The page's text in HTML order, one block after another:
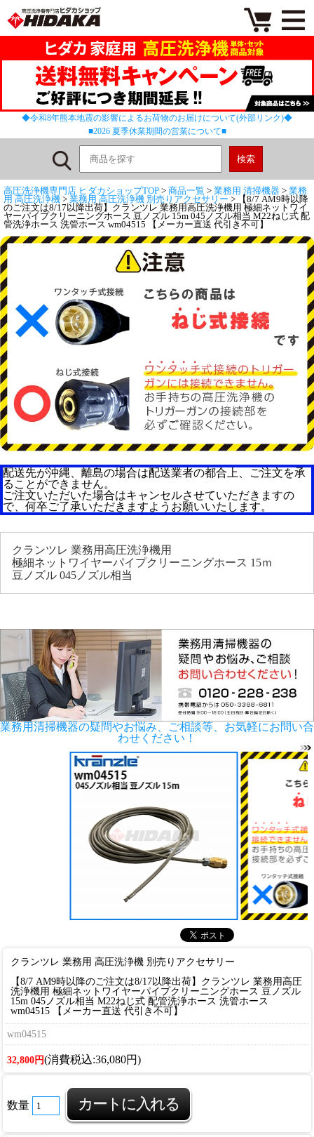
◆令和8年熊本地震の影響によるお荷物のお届けについて(外部リンク)◆
■2026 夏季休業期間の営業について■
高圧洗浄機専門店 ヒダカショップTOP > 商品一覧 > 業務用 清掃機器 > 業務
用 高圧洗浄機 > 業務用 高圧洗浄機 別売りアクセサリー > 【8/7 AM9時以降
のご注文は8/17以降出荷】クランツレ 業務用高圧洗浄機用 極細ネットワイ
ヤーパイプクリーニングホース 豆ノズル 15m 045ノズル相当 M22ねじ式 配
管洗浄ホース 洗管ホース wm04515 【メーカー直送 代引き不可】
配送先が沖縄、離島の場合は配送業者の都合上、ご注文を承
ることができません。
ご注文いただいた場合はキャンセルさせていただきますの
で、何卒ご了承いただきますようお願いいたします。
クランツレ 業務用高圧洗浄機用
極細ネットワイヤーパイプクリーニングホース 15ｍ
豆ノズル 045ノズル相当
業務用清掃機器の疑問やお悩み、ご相談等、お気軽にお問い合
わせください！
クランツレ 業務用 高圧洗浄機 別売りアクセサリー
【8/7 AM9時以降のご注文は8/17以降出荷】クランツレ 業務用高圧
洗浄機用 極細ネットワイヤーパイプクリーニングホース 豆ノズル
15m 045ノズル相当 M22ねじ式 配管洗浄ホース 洗管ホース
wm04515 【メーカー直送 代引き不可】
wm04515
32,800円(消費税込:36,080円)
数量